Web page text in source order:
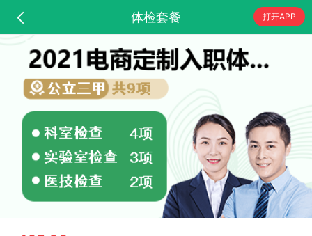
体检套餐 打开APP